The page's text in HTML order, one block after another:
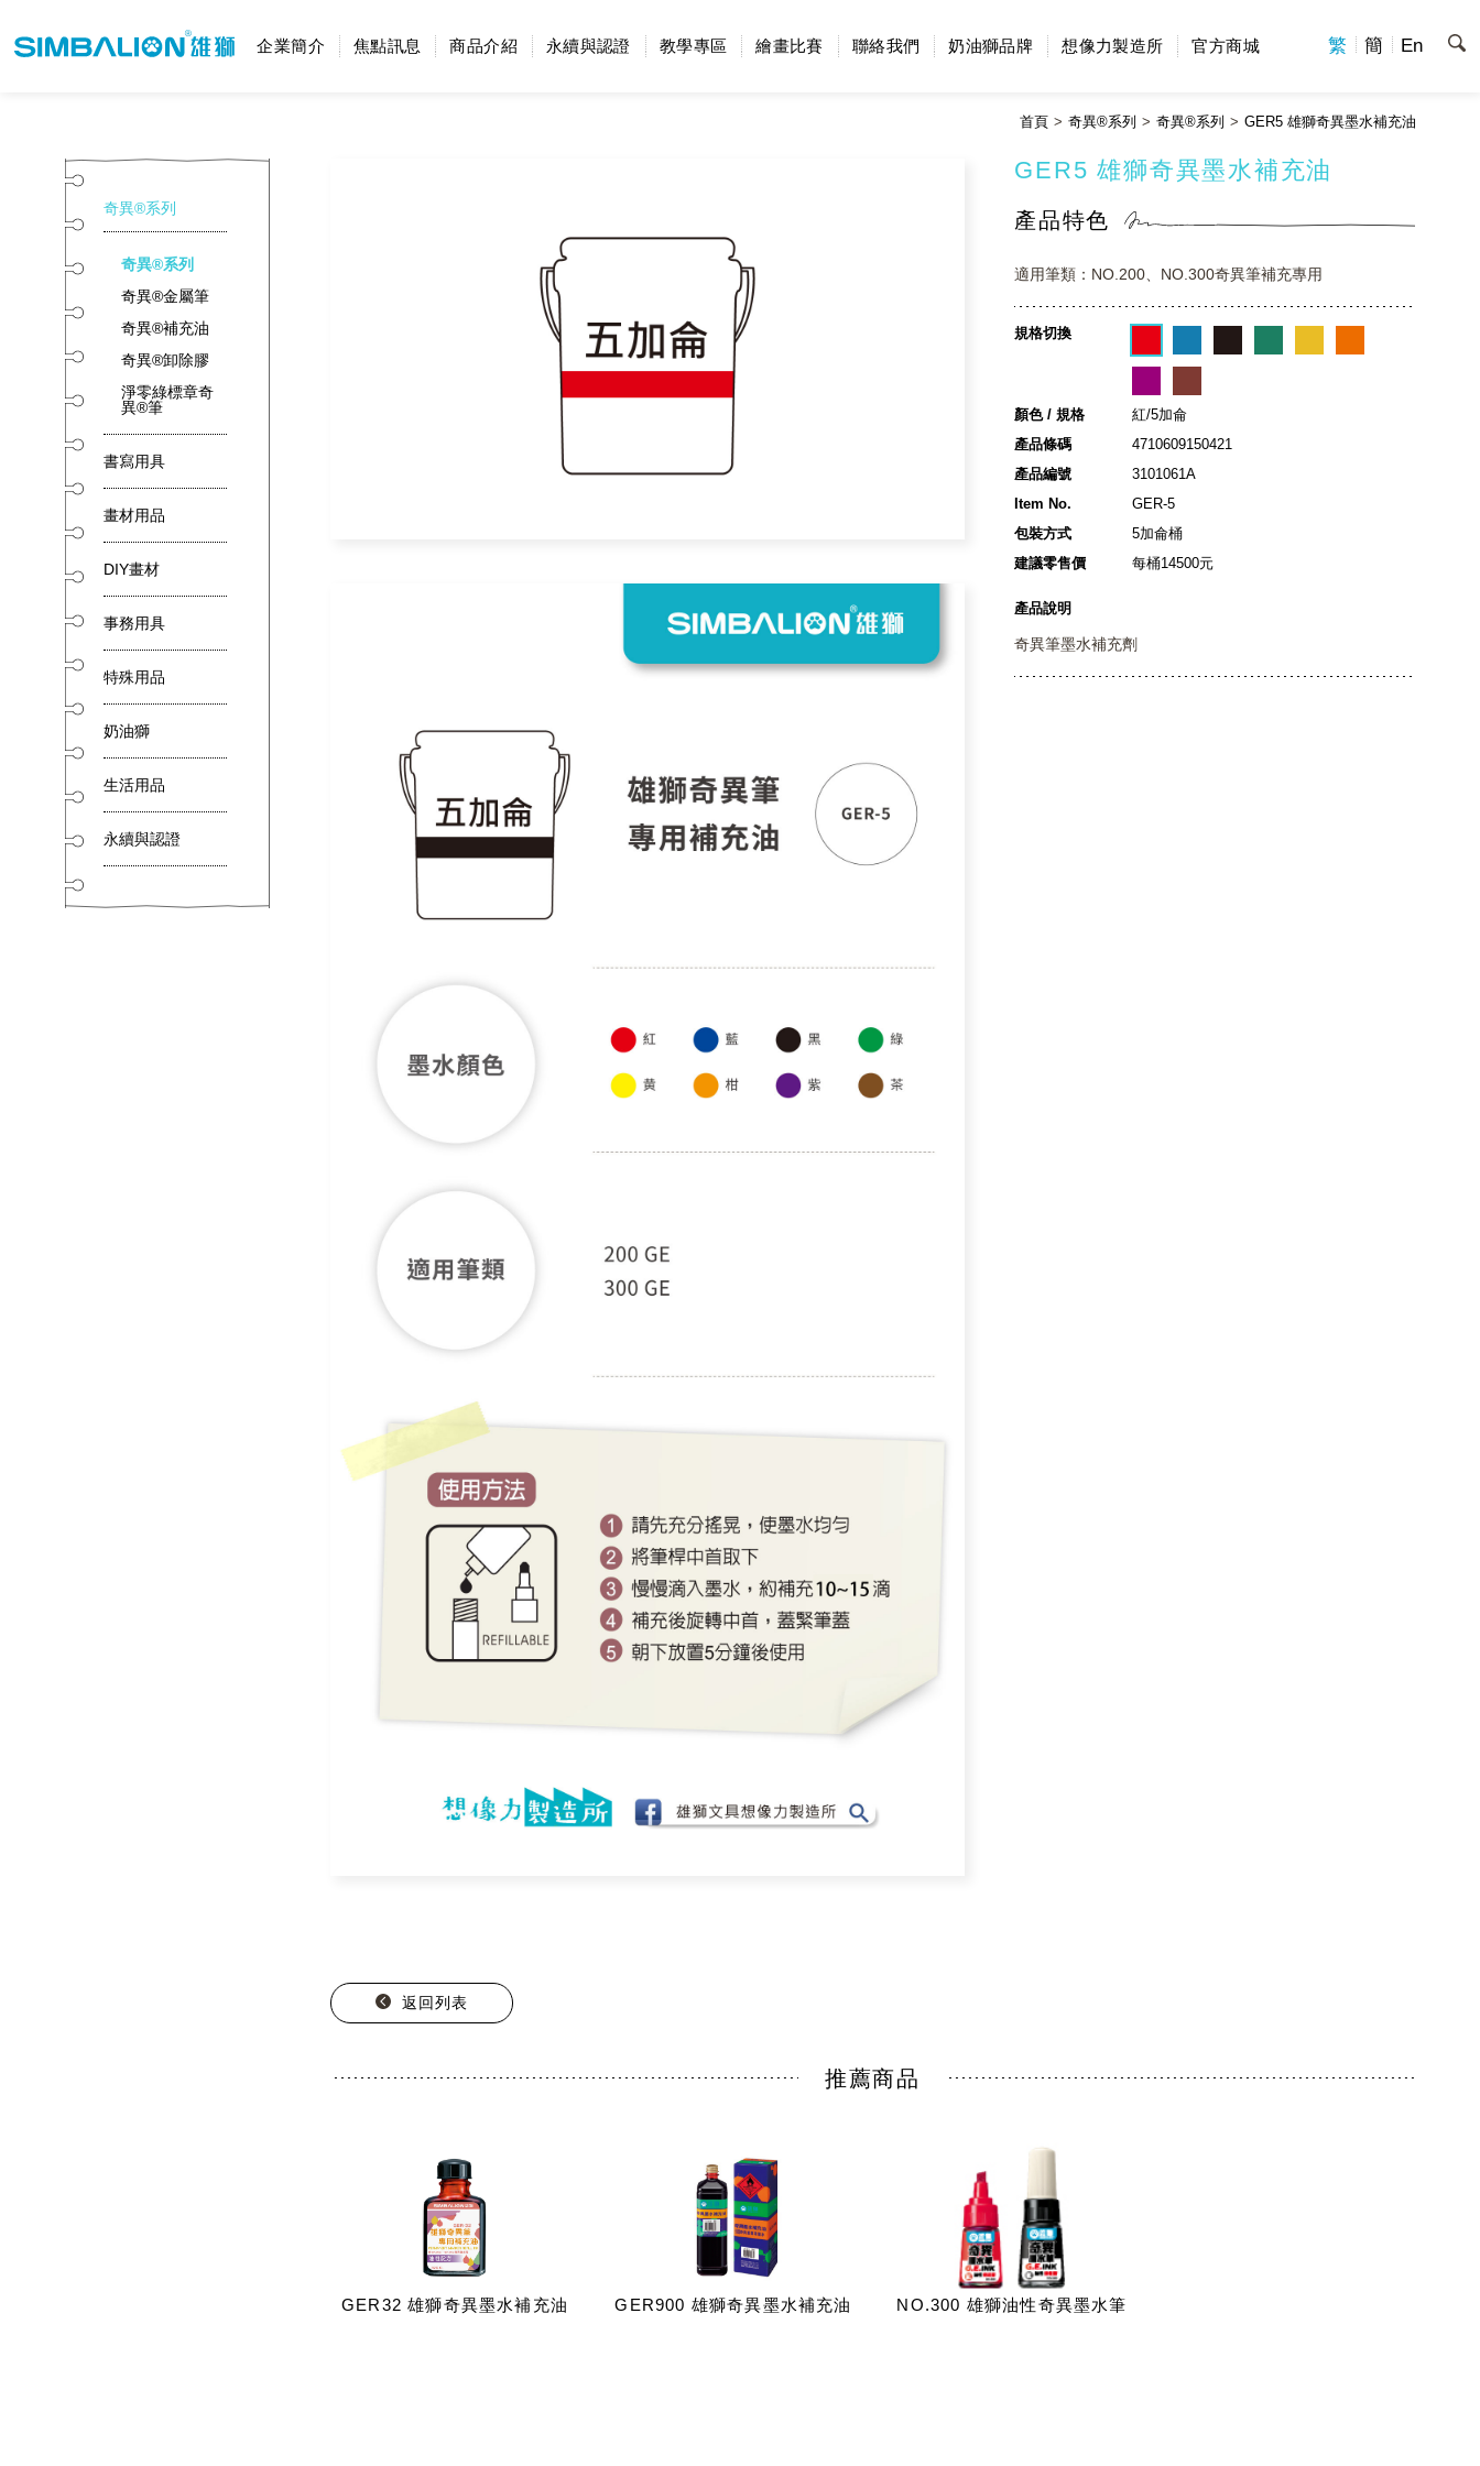
企業簡介 焦點訊息 商品介紹 永續與認證 教學專區 繪畫比賽 聯絡我們 奶油獅品牌 想像力製造所 官方商城 繁 簡 En
首頁 奇異®系列 奇異®系列 GER5 雄獅奇異墨水補充油
奇異®系列
奇異®系列
奇異®金屬筆
奇異®補充油
奇異®卸除膠
淨零綠標章奇
異®筆
書寫用具
畫材用品
DIY畫材
事務用具
特殊用品
奶油獅
生活用品
永續與認證
GER5 雄獅奇異墨水補充油
產品特色
適用筆類：NO.200、NO.300奇異筆補充專用
規格切換
顏色 / 規格
紅/5加侖
產品條碼
4710609150421
產品編號
3101061A
Item No.
GER-5
包裝方式
5加侖桶
建議零售價
每桶14500元
產品說明
奇異筆墨水補充劑
返回列表
推薦商品
GER32 雄獅奇異墨水補充油 GER900 雄獅奇異墨水補充油 NO.300 雄獅油性奇異墨水筆